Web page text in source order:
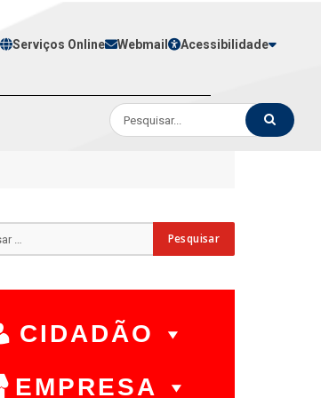
Serviços Online Webmail Acessibilidade
CIDADÃO
EMPRESA